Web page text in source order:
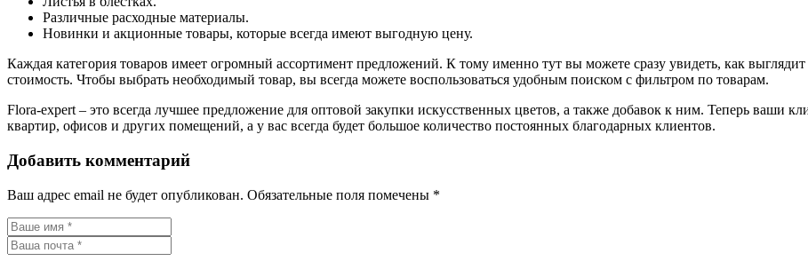
Различные расходные материалы.
Новинки и акционные товары, которые всегда имеют выгодную цену.
Каждая категория товаров имеет огромный ассортимент предложений. К тому именно тут вы можете сразу увидеть, как
стоимость. Чтобы выбрать необходимый товар, вы всегда можете воспользоваться удобным поиском с фильтром по товарам.
Flora-expert – это всегда лучшее предложение для оптовой закупки искусственных цветов, а также добавок к ним. Теперь ваши
квартир, офисов и других помещений, а у вас всегда будет большое количество постоянных благодарных клиентов.
Добавить комментарий
Ваш адрес email не будет опубликован. Обязательные поля помечены *